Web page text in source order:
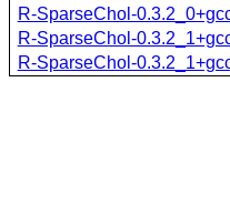
R-SparseChol-
R-SparseChol-
R-SparseChol-